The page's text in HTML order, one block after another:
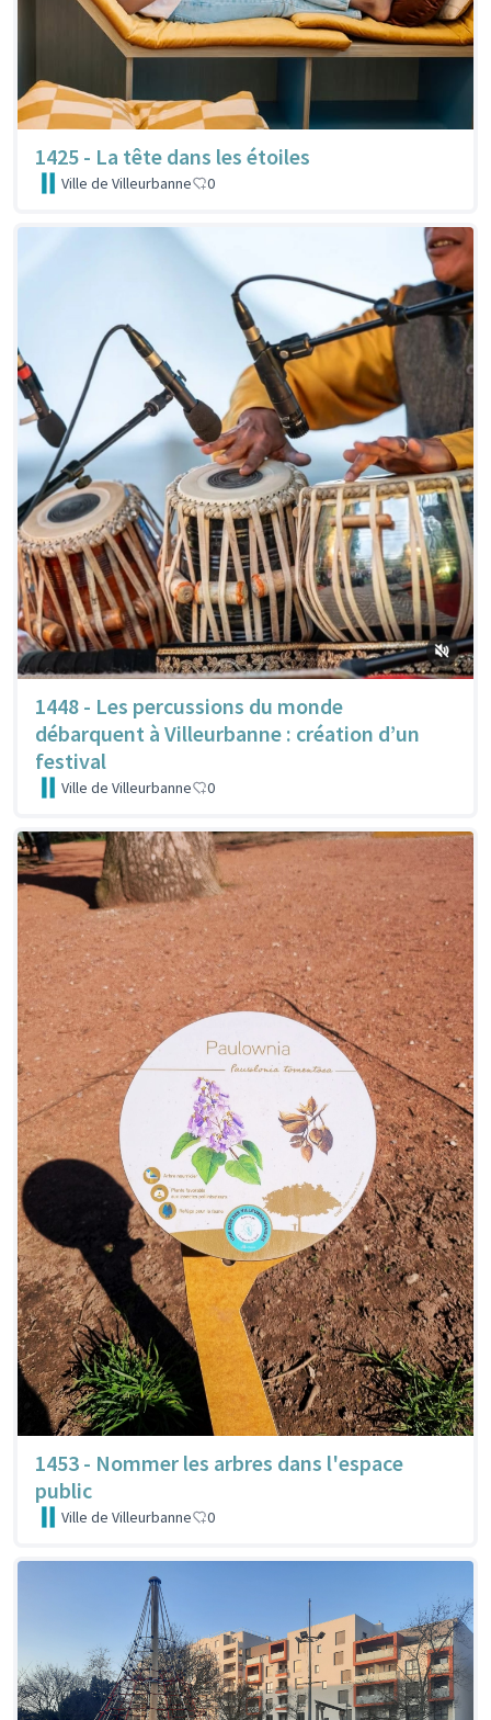
1425 - La tête dans les étoiles
Ville de Villeurbanne 0
1448 - Les percussions du monde
débarquent à Villeurbanne : création d’un
festival
Ville de Villeurbanne 0
1453 - Nommer les arbres dans l'espace
public
Ville de Villeurbanne 0